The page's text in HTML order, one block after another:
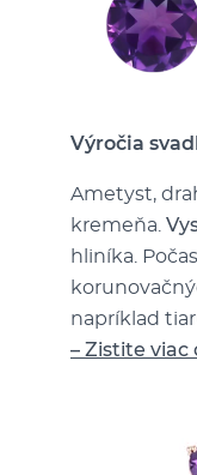
Výročia
Ametyst,
kremeňa.
hliníka.
napríklad
– Zistite viac